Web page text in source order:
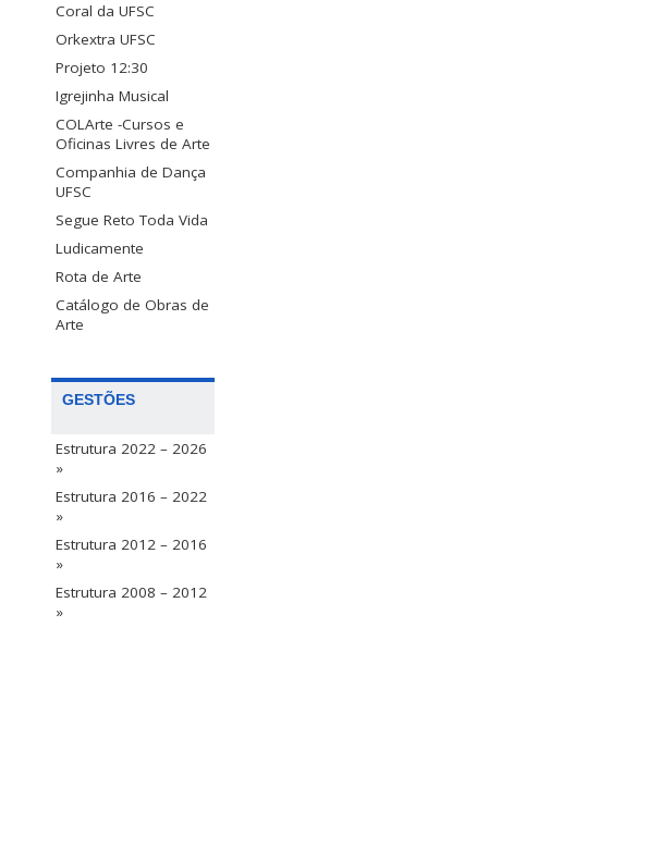
Coral da UFSC
Orkextra UFSC
Projeto 12:30
Igrejinha Musical
COLArte -Cursos e
Oficinas Livres de Arte
Companhia de Dança
UFSC
Segue Reto Toda Vida
Ludicamente
Rota de Arte
Catálogo de Obras de
Arte
GESTÕES
Estrutura 2022 – 2026
»
Estrutura 2016 – 2022
»
Estrutura 2012 – 2016
»
Estrutura 2008 – 2012
»